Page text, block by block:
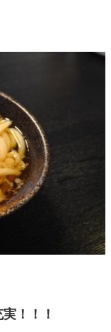
！！！